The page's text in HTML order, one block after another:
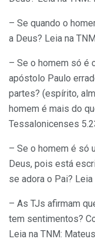
– Se quando o
a Deus? Leia na
– Se o homem só é
apóstolo Paulo
partes? (espírito,
homem é mais do
Tessalonicenses
– Se o homem é só
Deus, pois está
se adora o Pai?
– As TJs afirmam
tem sentimentos?
Leia na TNM: